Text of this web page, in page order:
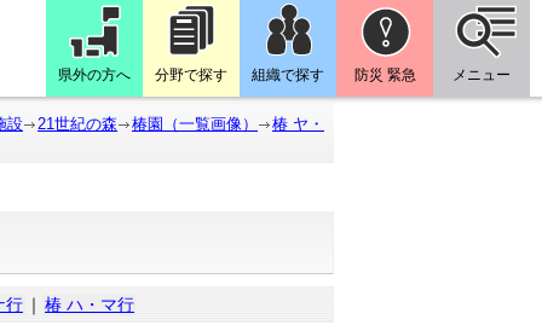
県外の方へ 分野で探す 組織で探す 防災 緊急 メニュー
設 21世紀の森 椿園（一覧画像） 椿 ヤ・
行 ｜ 椿 ハ・マ行